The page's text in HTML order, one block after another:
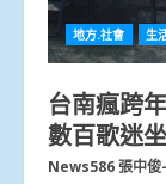
地方.社會 生
台南瘋跨
數百歌迷
News586 張中俊